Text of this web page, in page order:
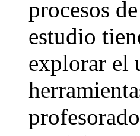
procesos
estudio
explorar el